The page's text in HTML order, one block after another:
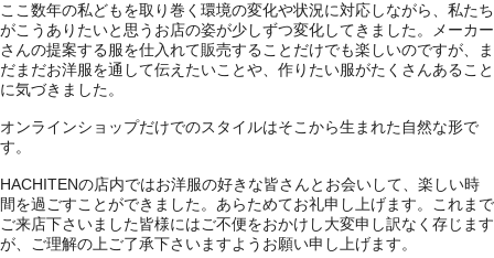
ここ数年の私どもを取り巻く環境の変化や状況に対応しながら、私たち
がこうありたいと思うお店の姿が少しずつ変化してきました。メーカー
さんの提案する服を仕入れて販売することだけでも楽しいのですが、ま
だまだお洋服を通して伝えたいことや、作りたい服がたくさんあること
に気づきました。
オンラインショップだけでのスタイルはそこから生まれた自然な形で
す。
HACHITENの店内ではお洋服の好きな皆さんとお会いして、楽しい時
間を過ごすことができました。あらためてお礼申し上げます。これまで
ご来店下さいました皆様にはご不便をおかけし大変申し訳なく存じます
が、ご理解の上ご了承下さいますようお願い申し上げます。